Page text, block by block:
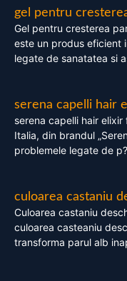
gel pentru
Gel pentru cresterea
este un produs eficient
legate de sanatatea si
serena capelli hair
serena capelli hair
Italia, din brandul
problemele legate de
culoarea castaniu
Culoarea castaniu
culoarea casteaniu
transforma parul alb